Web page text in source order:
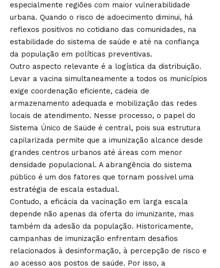
especialmente regiões com maior vulnerabilidade
urbana. Quando o risco de adoecimento diminui, há
reflexos positivos no cotidiano das comunidades, na
estabilidade do sistema de saúde e até na confiança
da população em políticas preventivas.
Outro aspecto relevante é a logística da distribuição.
Levar a vacina simultaneamente a todos os municípios
exige coordenação eficiente, cadeia de
armazenamento adequada e mobilização das redes
locais de atendimento. Nesse processo, o papel do
Sistema Único de Saúde é central, pois sua estrutura
capilarizada permite que a imunização alcance desde
grandes centros urbanos até áreas com menor
densidade populacional. A abrangência do sistema
público é um dos fatores que tornam possível uma
estratégia de escala estadual.
Contudo, a eficácia da vacinação em larga escala
depende não apenas da oferta do imunizante, mas
também da adesão da população. Historicamente,
campanhas de imunização enfrentam desafios
relacionados à desinformação, à percepção de risco e
ao acesso aos postos de saúde. Por isso, a